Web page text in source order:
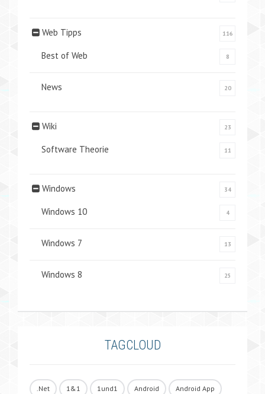
Web Tipps 116
Best of Web 8
News 20
Wiki 23
Software Theorie 11
Windows 34
Windows 10 4
Windows 7 13
Windows 8 25
TAGCLOUD
.Net 1&1 1und1 Android Android App